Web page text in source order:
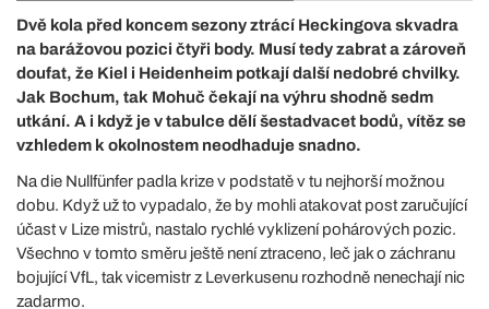
Dvě kola před koncem sezony ztrácí Heckingova skvadra
na barážovou pozici čtyři body. Musí tedy zabrat a zároveň
doufat, že Kiel i Heidenheim potkají další nedobré chvilky.
Jak Bochum, tak Mohuč čekají na výhru shodně sedm
utkání. A i když je v tabulce dělí šestadvacet bodů, vítěz se
vzhledem k okolnostem neodhaduje snadno.
Na die Nullfünfer padla krize v podstatě v tu nejhorší možnou
dobu. Když už to vypadalo, že by mohli atakovat post zaručující
účast v Lize mistrů, nastalo rychlé vyklizení pohárových pozic.
Všechno v tomto směru ještě není ztraceno, leč jak o záchranu
bojující VfL, tak vicemistr z Leverkusenu rozhodně nenechají nic
zadarmo.